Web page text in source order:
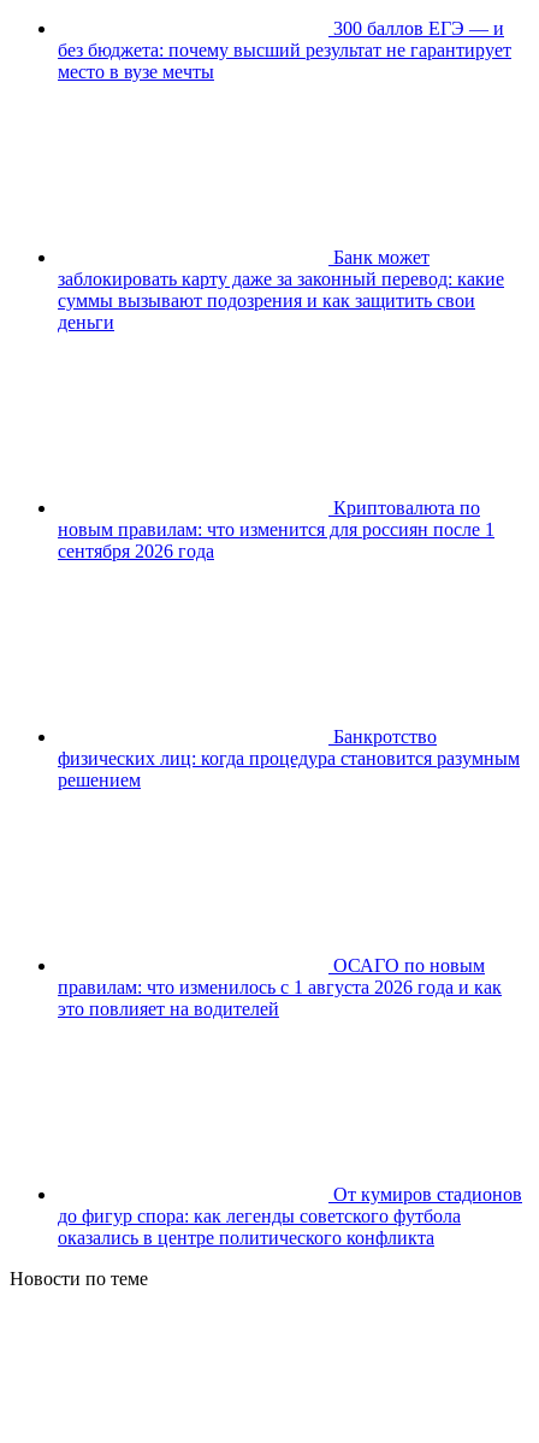
300 баллов ЕГЭ — и
без бюджета: почему высший результат не гарантирует
место в вузе мечты
Банк может
заблокировать карту даже за законный перевод: какие
суммы вызывают подозрения и как защитить свои
деньги
Криптовалюта по
новым правилам: что изменится для россиян после 1
сентября 2026 года
Банкротство
физических лиц: когда процедура становится разумным
решением
ОСАГО по новым
правилам: что изменилось с 1 августа 2026 года и как
это повлияет на водителей
От кумиров стадионов
до фигур спора: как легенды советского футбола
оказались в центре политического конфликта
Новости по теме